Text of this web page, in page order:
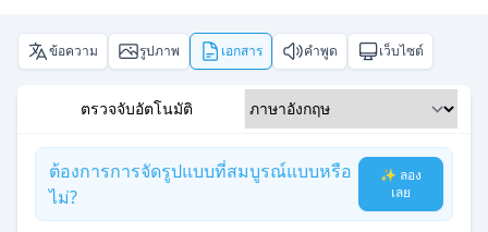
ข้อความ รูปภาพ เอกสาร คำพูด เว็บไซต์
ตรวจจับอัตโนมัติ
ต้องการการจัดรูปแบบที่สมบูรณ์แบบหรือ
ไม่?
✨ ลอง
เลย